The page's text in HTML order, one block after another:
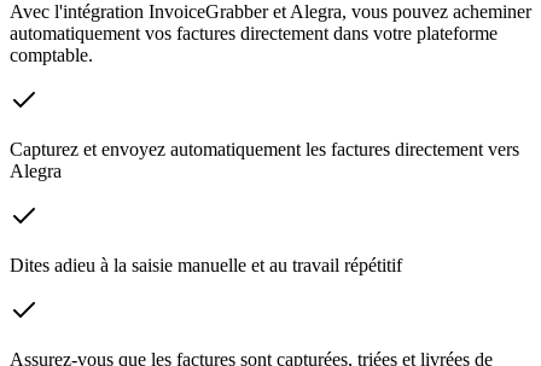
Avec l'intégration InvoiceGrabber et Alegra, vous pouvez acheminer
automatiquement vos factures directement dans votre plateforme
comptable.
Capturez et envoyez automatiquement les factures directement vers
Alegra
Dites adieu à la saisie manuelle et au travail répétitif
Assurez-vous que les factures sont capturées, triées et livrées de